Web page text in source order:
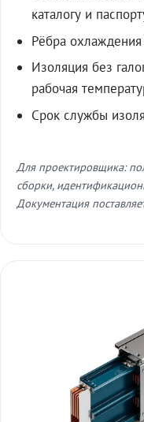
каталогу и
Рёбра
Изоляция без
рабочая
Срок службы
Для проектировщика:
сборки,
Документация